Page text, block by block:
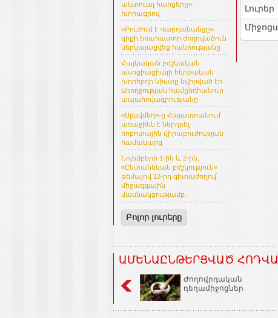
ակտուալ հարցերը»
խորագրով
«Բուժում է Վարդանանցը»
գրքի եռահատոր ժողովածուն
ներկայացվեց հանրությանը
Հայկական բժշկական
ասոցիացիայի հերթական
խորհրդի նիստը նվիրված էր
Առողջության համընդհանուր
ապահովագրությանը
«Սլավմեդ»-ը Հայաստանում
առաջինն է ներդրել
ռոբոտային վիրաբուժության
համակարգ
Նոյեմբերի 1-ին և 2-ին,
«Ընտանեկան բժշկություն»
թեմայով 12-րդ գիտաժողով՝
միջազգային
մասնակցությամբ։
Բոլոր լուրերը
Լուրեր
ԱՄԵՆԱԸՆԹԵՐՑՎԱԾ
Ժողովրդական
դեղամիջոցներ